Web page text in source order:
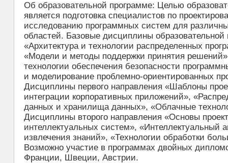
Об образовательной программе: Целью
является подготовка специалистов по
исследованию программных систем для
областей. Базовые дисциплины
«Архитектура и технологии распределенных
«Модели и методы поддержки принятия
технологии обеспечения безопасности
и моделирование проблемно-ориентированных
Дисциплины первого направления «Шаблоны
интеграции корпоративных приложений»,
данных и хранилища данных», «Облачные
Дисциплины второго направления «Основы
интеллектуальных систем», «Интеллектуальный
извлечения знаний», «Технологии обработки
Возможно участие в программах двойных
Франции, Швеции, Австрии.